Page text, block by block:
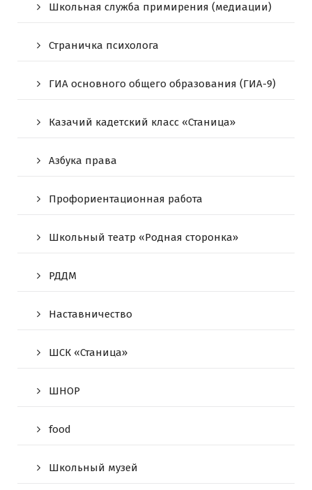
Школьная служба примирения (медиации)
Страничка психолога
ГИА основного общего образования (ГИА-9)
Казачий кадетский класс «Станица»
Азбука права
Профориентационная работа
Школьный театр «Родная сторонка»
РДДМ
Наставничество
ШСК «Станица»
ШНОР
food
Школьный музей